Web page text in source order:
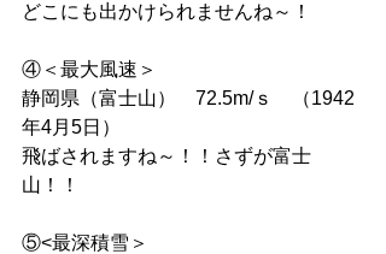
どこにも出かけられませんね～！
④＜最大風速＞
静岡県（富士山）　72.5m/ｓ　（1942
年4月5日）
飛ばされますね～！！さずが富士
山！！
⑤<最深積雪＞